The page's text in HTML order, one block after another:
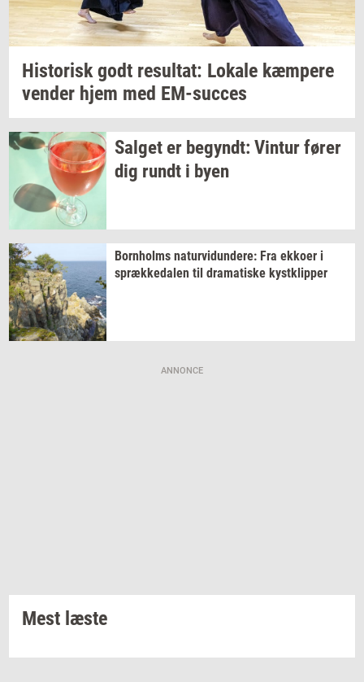
Hi­sto­riskgodt re­sul­tat: Lo­ka­le kæm­pe­re
ven­der hjem med EM-​succes
Sal­get er be­gyndt: Vin­turfører
dig rundt i byen
Born­holms na­tur­vi­dun­de­re: Fra ek­ko­er i
spræk­ke­da­len til dra­ma­ti­ske kyst­klip­per
ANNONCE
Mest læste